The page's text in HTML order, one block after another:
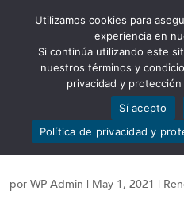
Abrir barra de
Rendición de
B.P. 2020
por WP Admin | May 1, 2021 |
Utilizamos cookies para
experiencia en
Si continúa utilizando este
nuestros términos y
privacidad y
Sí acepto
Política de privacidad y